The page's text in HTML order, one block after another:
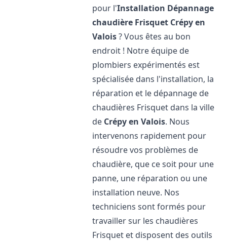
pour l'Installation Dépannage
chaudière Frisquet Crépy en
Valois? Vous êtes au bon
endroit ! Notre équipe de
plombiers expérimentés est
spécialisée dans l'installation, la
réparation et le dépannage de
chaudières Frisquet dans la ville
de Crépy en Valois. Nous
intervenons rapidement pour
résoudre vos problèmes de
chaudière, que ce soit pour une
panne, une réparation ou une
installation neuve. Nos
techniciens sont formés pour
travailler sur les chaudières
Frisquet et disposent des outils